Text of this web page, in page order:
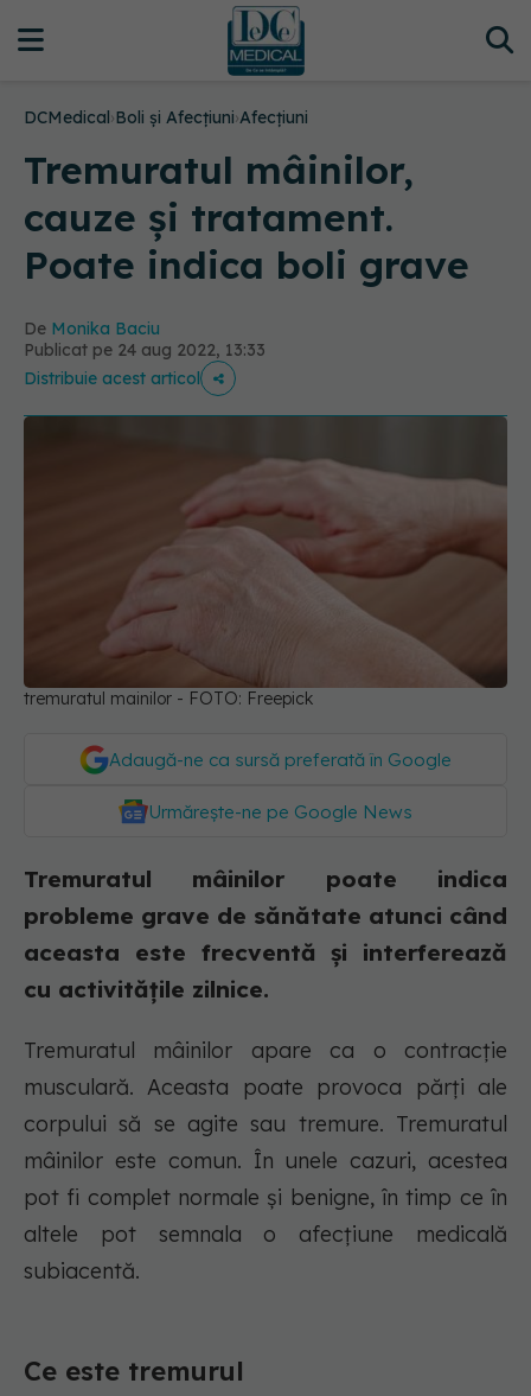
DCMedical›Boli și Afecțiuni›Afecțiuni
Tremuratul mâinilor,
cauze și tratament.
Poate indica boli grave
De Monika Baciu
Publicat pe 24 aug 2022, 13:33
Distribuie acest articol
tremuratul mainilor - FOTO: Freepick
Adaugă-ne ca sursă preferată în Google
Urmărește-ne pe Google News
Tremuratul mâinilor poate indica
probleme grave de sănătate atunci când
aceasta este frecventă și interferează
cu activitățile zilnice.
Tremuratul mâinilor apare ca o contracție
musculară. Aceasta poate provoca părți ale
corpului să se agite sau tremure. Tremuratul
mâinilor este comun. În unele cazuri, acestea
pot fi complet normale și benigne, în timp ce în
altele pot semnala o afecțiune medicală
subiacentă.
Ce este tremurul